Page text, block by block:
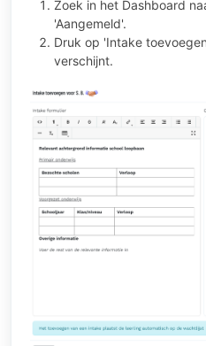
Zoek in het Dashboard
'Aangemeld'.
Druk op 'Intake
verschijnt.